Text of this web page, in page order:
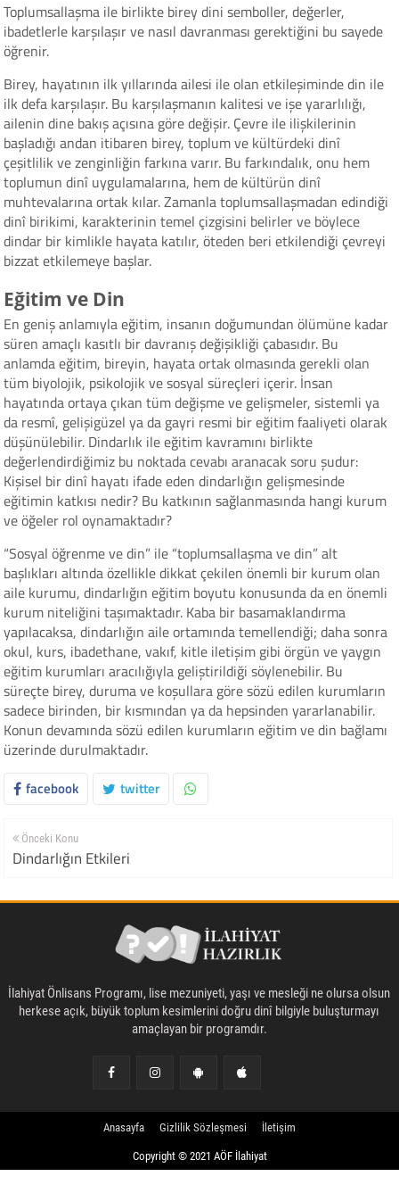
Toplumsallaşma ile birlikte birey dini semboller, değerler,
ibadetlerle karşılaşır ve nasıl davranması gerektiğini bu sayede
öğrenir.
Birey, hayatının ilk yıllarında ailesi ile olan etkileşiminde din ile
ilk defa karşılaşır. Bu karşılaşmanın kalitesi ve işe yararlılığı,
ailenin dine bakış açısına göre değişir. Çevre ile ilişkilerinin
başladığı andan itibaren birey, toplum ve kültürdeki dinî
çeşitlilik ve zenginliğin farkına varır. Bu farkındalık, onu hem
toplumun dinî uygulamalarına, hem de kültürün dinî
muhtevalarına ortak kılar. Zamanla toplumsallaşmadan edindiği
dinî birikimi, karakterinin temel çizgisini belirler ve böylece
dindar bir kimlikle hayata katılır, öteden beri etkilendiği çevreyi
bizzat etkilemeye başlar.
Eğitim ve Din
En geniş anlamıyla eğitim, insanın doğumundan ölümüne kadar
süren amaçlı kasıtlı bir davranış değişikliği çabasıdır. Bu
anlamda eğitim, bireyin, hayata ortak olmasında gerekli olan
tüm biyolojik, psikolojik ve sosyal süreçleri içerir. İnsan
hayatında ortaya çıkan tüm değişme ve gelişmeler, sistemli ya
da resmî, gelişigüzel ya da gayri resmi bir eğitim faaliyeti olarak
düşünülebilir. Dindarlık ile eğitim kavramını birlikte
değerlendirdiğimiz bu noktada cevabı aranacak soru şudur:
Kişisel bir dinî hayatı ifade eden dindarlığın gelişmesinde
eğitimin katkısı nedir? Bu katkının sağlanmasında hangi kurum
ve öğeler rol oynamaktadır?
“Sosyal öğrenme ve din” ile “toplumsallaşma ve din” alt
başlıkları altında özellikle dikkat çekilen önemli bir kurum olan
aile kurumu, dindarlığın eğitim boyutu konusunda da en önemli
kurum niteliğini taşımaktadır. Kaba bir basamaklandırma
yapılacaksa, dindarlığın aile ortamında temellendiği; daha sonra
okul, kurs, ibadethane, vakıf, kitle iletişim gibi örgün ve yaygın
eğitim kurumları aracılığıyla geliştirildiği söylenebilir. Bu
süreçte birey, duruma ve koşullara göre sözü edilen kurumların
sadece birinden, bir kısmından ya da hepsinden yararlanabilir.
Konun devamında sözü edilen kurumların eğitim ve din bağlamı
üzerinde durulmaktadır.
facebook twitter
Önceki Konu
Dindarlığın Etkileri
İlahiyat Önlisans Programı, lise mezuniyeti, yaşı ve mesleği ne olursa olsun
herkese açık, büyük toplum kesimlerini doğru dinî bilgiyle buluşturmayı
amaçlayan bir programdır.
Anasayfa Gizlilik Sözleşmesi İletişim
Copyright © 2021 AÖF İlahiyat